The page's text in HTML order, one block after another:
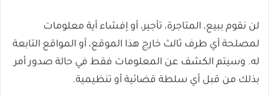
لن نقوم ببيع، المتاجرة، تأجير، أو إفشاء أية معلومات
لمصلحة أي طرف ثالث خارج هذا الموقع، أو المواقع التابعة
له. وسيتم الكشف عن المعلومات فقط في حالة صدور أمر
بذلك من قبل أي سلطة قضائية أو تنظيمية.